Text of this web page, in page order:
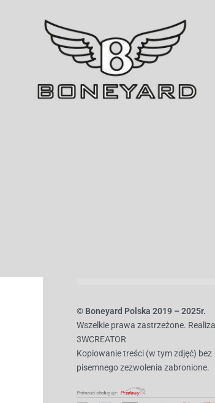
© Boneyard Polska 2019 – 2025r.
Wszelkie prawa zastrzeżone.
3WCREATOR
Kopiowanie treści (w tym zdjęć) bez
pisemnego zezwolenia zabronione.